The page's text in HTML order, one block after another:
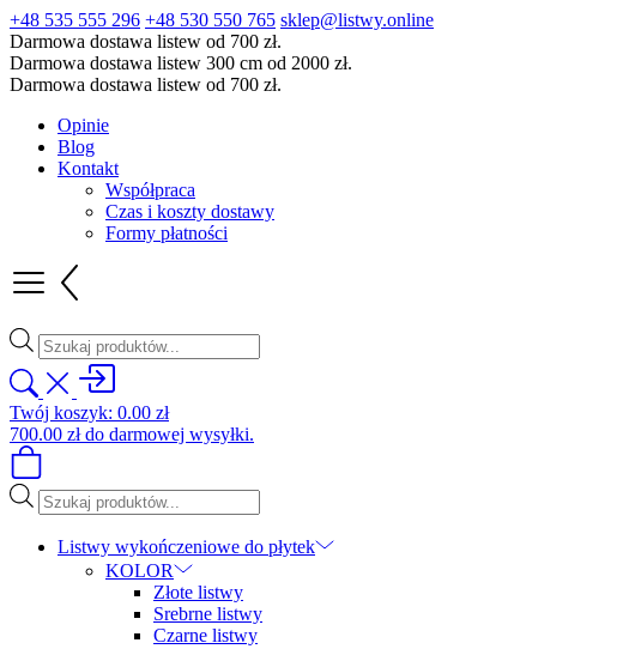
+48 535 555 296 +48 530 550 765 sklep@listwy.online
Darmowa dostawa listew od 700 zł.
Darmowa dostawa listew 300 cm od 2000 zł.
Darmowa dostawa listew od 700 zł.
Opinie
Blog
Kontakt
Współpraca
Czas i koszty dostawy
Formy płatności
Wyszukiwarka
produktów
Twój koszyk: 0.00 zł
700.00 złdo darmowej wysyłki.
Wyszukiwarka
produktów
Listwy wykończeniowe do płytek
KOLOR
Złote listwy
Srebrne listwy
Czarne listwy